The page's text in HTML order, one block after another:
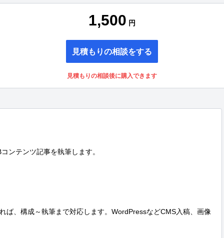
1,500 円
見積もりの相談をする
見積もりの相談後に購入できます
ンテンツ記事を執筆します。
ば、構成～執筆まで対応します。WordPressなどCMS入稿、画像